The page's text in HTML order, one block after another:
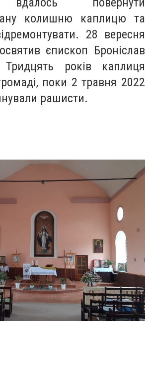
колишню каплицю та
28 вересня
єпископ Броніслав
Тридцять років каплиця
поки 2 травня 2022
рашисти.